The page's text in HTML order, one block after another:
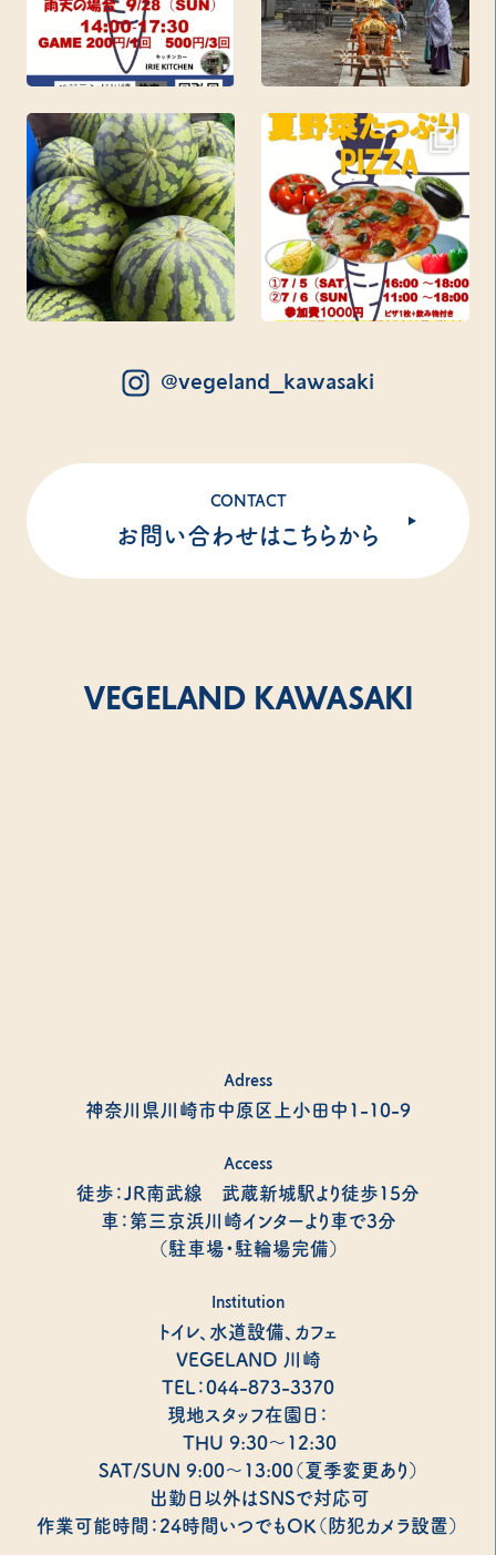
@vegeland_kawasaki
CONTACT
お問い合わせはこちらから
VEGELAND KAWASAKI
Adress
神奈川県川崎市中原区上小田中1-10-9
Access
徒歩：JR南武線 武蔵新城駅より徒歩15分
車：第三京浜川崎インターより車で3分
（駐車場・駐輪場完備）
Institution
トイレ、水道設備、カフェ
VEGELAND 川崎
TEL：044-873-3370
現地スタッフ在園日：
THU 9:30～12:30
SAT/SUN 9:00～13:00（夏季変更あり）
出勤日以外はSNSで対応可
作業可能時間：24時間いつでもOK（防犯カメラ設置）